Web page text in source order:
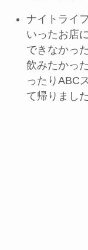
ナイトライ
いったお店
できなかっ
飲みたかっ
ったりABC
て帰りました